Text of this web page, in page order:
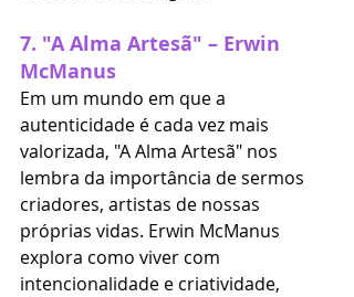
7. "A Alma Artesã" – Erwin
McManus
Em um mundo em que a
autenticidade é cada vez mais
valorizada, "A Alma Artesã" nos
lembra da importância de sermos
criadores, artistas de nossas
próprias vidas. Erwin McManus
explora como viver com
intencionalidade e criatividade,